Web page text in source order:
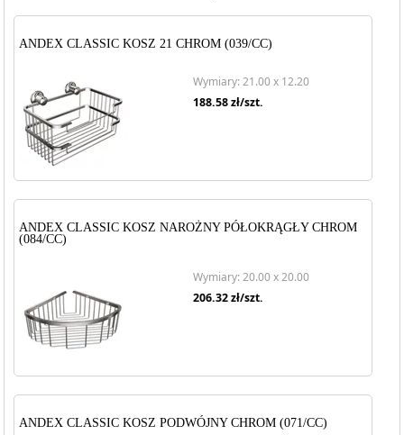
ANDEX CLASSIC KOSZ 21 CHROM (039/CC)
Wymiary: 21.00 x 12.20
188.58zł/szt.
ANDEX CLASSIC KOSZ NAROŻNY PÓŁOKRĄGŁY CHROM
(084/CC)
Wymiary: 20.00 x 20.00
206.32zł/szt.
ANDEX CLASSIC KOSZ PODWÓJNY CHROM (071/CC)